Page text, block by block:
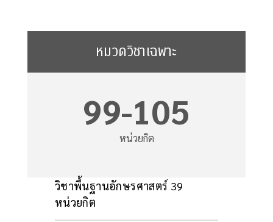
หมวดวิชาเฉพาะ
99-105
หน่วยกิต
วิชาพื้นฐานอักษรศาสตร์ 39
หน่วยกิต